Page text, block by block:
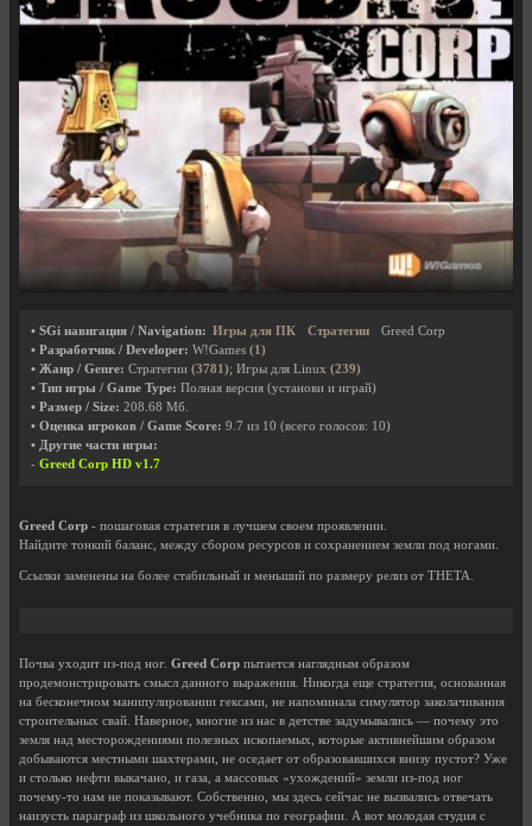
• SGi навигация / Navigation: Игры для ПК Стратегии
Greed Corp
• Разработчик / Developer: W!Games (1)
• Жанр / Genre: Стратегии (3781); Игры для Linux (239)
• Тип игры / Game Type: Полная версия (установи и играй)
• Размер / Size: 208.68 Мб.
• Оценка игроков / Game Score: 9.7 из 10 (всего голосов: 10)
• Другие части игры:
- Greed Corp HD v1.7
Greed Corp - пошаговая стратегия в лучшем своем проявлении.
Найдите тонкий баланс, между сбором ресурсов и сохранением земли под ногами.
Ссылки заменены на более стабильный и меньший по размеру релиз от THETA.
Почва уходит из-под ног. Greed Corp пытается наглядным образом
продемонстрировать смысл данного выражения. Никогда еще стратегия, основанная
на бесконечном манипулировании гексами, не напоминала симулятор заколачивания
строительных свай. Наверное, многие из нас в детстве задумывались — почему это
земля над месторождениями полезных ископаемых, которые активнейшим образом
добываются местными шахтерами, не оседает от образовавшихся внизу пустот? Уже
и столько нефти выкачано, и газа, а массовых «ухождений» земли из-под ног
почему-то нам не показывают. Собственно, мы здесь сейчас не вызвались отвечать
наизусть параграф из школьного учебника по географии. А вот молодая студия с